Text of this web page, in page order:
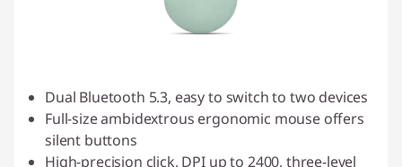
Dual Bluetooth 5.3, easy to switch to two devices
Full-size ambidextrous ergonomic mouse offers
silent buttons
High-precision click, DPI up to 2400, three-level